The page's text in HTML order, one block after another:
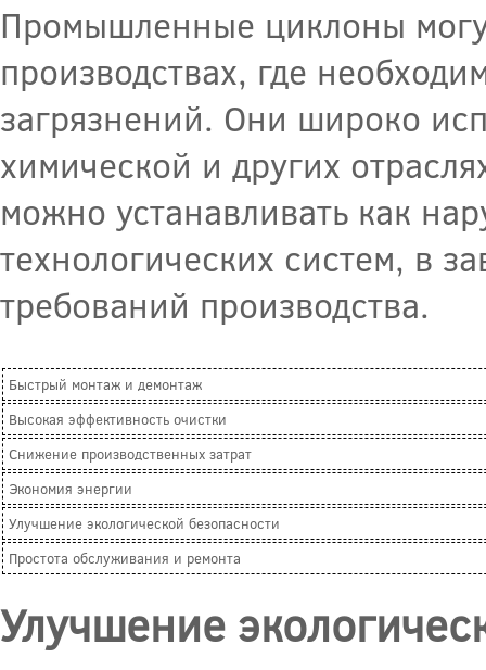
Промышленные циклоны
производствах, где
загрязнений. Они широко
химической и других
можно устанавливать как
технологических систем, в
требований производства.
Быстрый монтаж и демонтаж
Высокая эффективность очистки
Снижение производственных затрат
Экономия энергии
Улучшение экологической безопасности
Простота обслуживания и ремонта
Улучшение